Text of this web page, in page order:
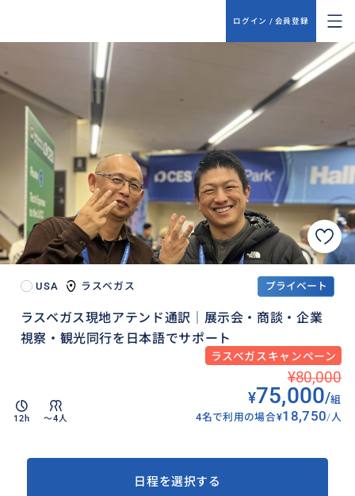
ログイン / 会員登録
USA ラスベガス プライベート
ラスベガス現地アテンド通訳｜展示会・商談・企業
視察・観光同行を日本語でサポート
ラスベガスキャンペーン
12h 〜4人
¥80,000
¥75,000/組
4名で利用の場合¥18,750/人
日程を選択する